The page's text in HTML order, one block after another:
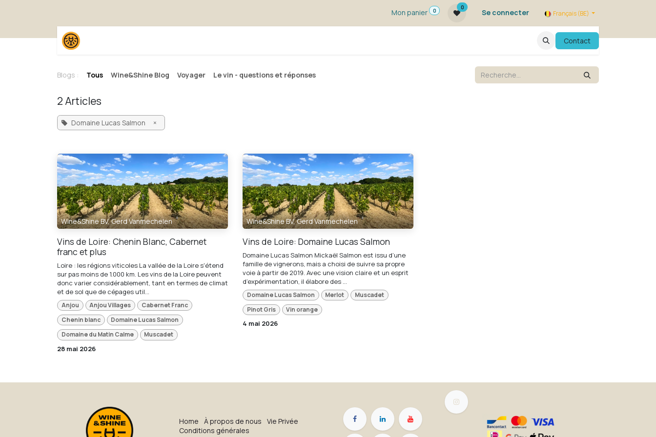
Mon panier
0
0
Se connecter Français (BE)
FAQ Evenements
Contact
Blogs : Tous Wine&Shine Blog Voyager Le vin - questions et réponses
2 Articles
Domaine Lucas Salmon ×
Wine&Shine BV, Gerd Vanmechelen
Vins de Loire: Chenin Blanc, Cabernet
franc et plus
Loire : les régions viticoles La vallée de la Loire s'étend
sur pas moins de 1.000 km. Les vins de la Loire peuvent
donc varier considérablement, tant en termes de climat
et de sol que de cépages util...
Anjou Anjou Villages
Cabernet Franc
Chenin blanc
Domaine Lucas Salmon
Domaine du Matin Calme
Muscadet
28 mai 2026
Wine&Shine BV, Gerd Vanmechelen
Vins de Loire: Domaine Lucas Salmon
Domaine Lucas Salmon Mickaël Salmon est issu d’une
famille de vignerons, mais a choisi de suivre sa propre
voie à partir de 2019. Avec une vision claire et un esprit
d’expérimentation, il élabore des ...
Domaine Lucas Salmon Merlot
Muscadet
Pinot Gris
Vin orange
4 mai 2026
H​o​me À propos de nous
Vie Privée
Conditions générales